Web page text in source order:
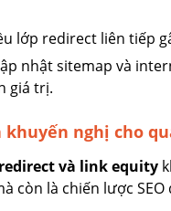
lớp redirect liên tiếp
nhật sitemap và
giá trị.
nghị cho
redirect và link equity
còn là chiến lược SEO